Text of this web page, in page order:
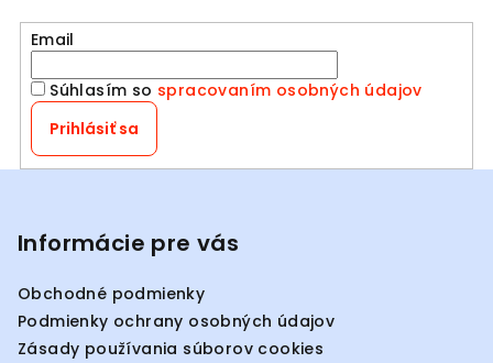
Email
Súhlasím so spracovaním osobných údajov
Prihlásiť sa
Informácie pre vás
Obchodné podmienky
Podmienky ochrany osobných údajov
Zásady používania súborov cookies